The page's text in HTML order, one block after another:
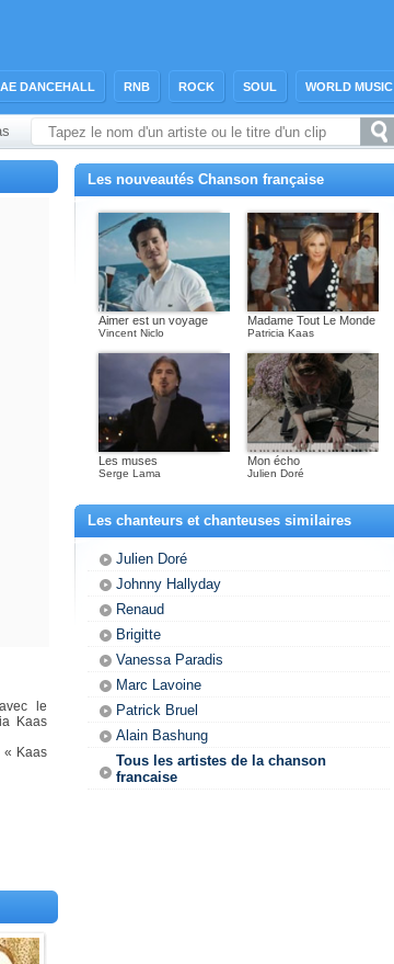
DANCEHALL RNB ROCK SOUL WORLD MUSIC
le
Kaas
« Kaas
Les nouveautés Chanson française
Aimer est un voyage
Vincent Niclo
Madame Tout Le Monde
Patricia Kaas
Les muses
Serge Lama
Mon écho
Julien Doré
Les chanteurs et chanteuses similaires
Julien Doré
Johnny Hallyday
Renaud
Brigitte
Vanessa Paradis
Marc Lavoine
Patrick Bruel
Alain Bashung
Tous les artistes de la chanson
francaise